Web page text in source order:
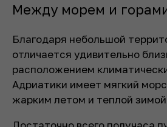
Между морем и
Благодаря небольшой
отличается удивительно
расположением
Адриатики имеет мягкий
жарким летом и теплой